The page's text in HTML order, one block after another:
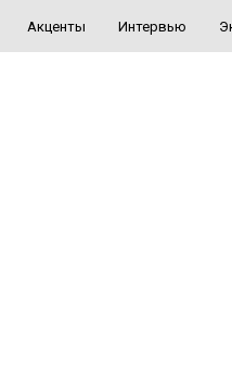
Акценты Интервью